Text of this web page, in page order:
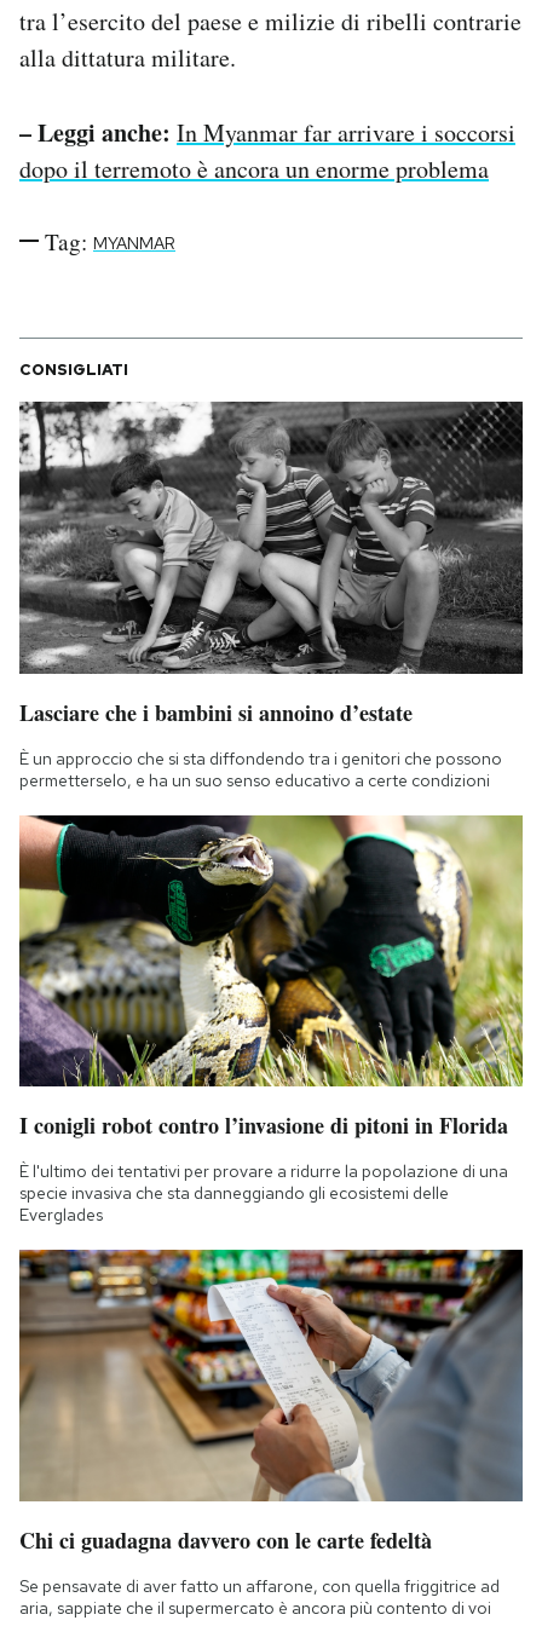
tra l’esercito del paese e milizie di ribelli contrarie
alla dittatura militare.
– Leggi anche: In Myanmar far arrivare i soccorsi
dopo il terremoto è ancora un enorme problema
Tag: MYANMAR
CONSIGLIATI
Lasciare che i bambini si annoino d’estate
È un approccio che si sta diffondendo tra i genitori che possono
permetterselo, e ha un suo senso educativo a certe condizioni
I conigli robot contro l’invasione di pitoni in Florida
È l'ultimo dei tentativi per provare a ridurre la popolazione di una
specie invasiva che sta danneggiando gli ecosistemi delle
Everglades
Chi ci guadagna davvero con le carte fedeltà
Se pensavate di aver fatto un affarone, con quella friggitrice ad
aria, sappiate che il supermercato è ancora più contento di voi